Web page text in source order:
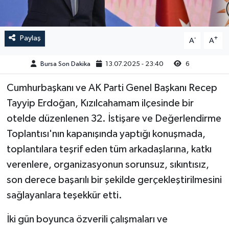
Paylaş A- A+
Bursa Son Dakika 13.07.2025 - 23:40 6
Cumhurbaşkanı ve AK Parti Genel Başkanı Recep
Tayyip Erdoğan, Kızılcahamam ilçesinde bir
otelde düzenlenen 32. İstişare ve Değerlendirme
Toplantısı'nın kapanışında yaptığı konuşmada,
toplantılara teşrif eden tüm arkadaşlarına, katkı
verenlere, organizasyonun sorunsuz, sıkıntısız,
son derece başarılı bir şekilde gerçekleştirilmesini
sağlayanlara teşekkür etti.
İki gün boyunca özverili çalışmaları ve
Video Galeri